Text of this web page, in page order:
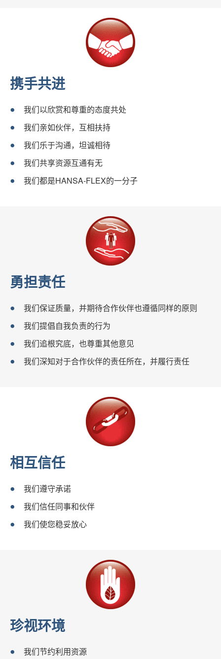
携手共进
我们以欣赏和尊重的态度共处
我们亲如伙伴，互相扶持
我们乐于沟通，坦诚相待
我们共享资源互通有无
我们都是HANSA-FLEX的一分子
勇担责任
我们保证质量，并期待合作伙伴也遵循同样的原则
我们提倡自我负责的行为
我们追根究底，也尊重其他意见
我们深知对于合作伙伴的责任所在，并履行责任
相互信任
我们遵守承诺
我们信任同事和伙伴
我们使您稳妥放心
珍视环境
我们节约利用资源